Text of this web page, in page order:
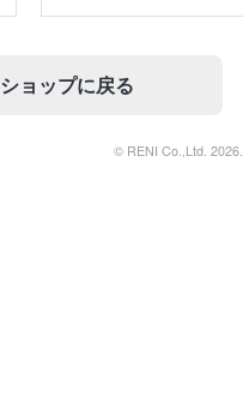
ショップに戻る
© RENI Co.,Ltd. 2026.